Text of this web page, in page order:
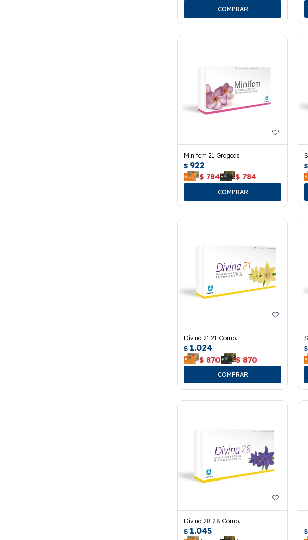
Minifem 21 Grageas
$ 922
$ 784 $ 784
$
Divina 21 21 Comp.
$ 1.024
$ 870 $ 870
$
Divina 28 28 Comp.
$ 1.045 $